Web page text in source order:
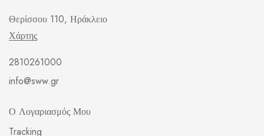
Θερίσσου 110, Ηράκλειο
Χάρτης
2810261000
info@sww.gr
Ο Λογαριασμός Μου
Tracking